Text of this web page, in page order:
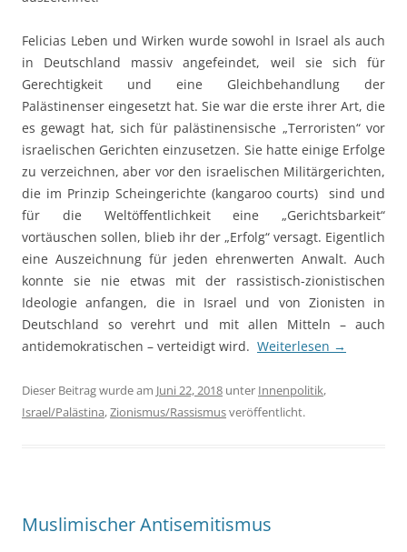
Felicias Leben und Wirken wurde sowohl in Israel als auch
in Deutschland massiv angefeindet, weil sie sich für
Gerechtigkeit und eine Gleichbehandlung der
Palästinenser eingesetzt hat. Sie war die erste ihrer Art, die
es gewagt hat, sich für palästinensische „Terroristen“ vor
israelischen Gerichten einzusetzen. Sie hatte einige Erfolge
zu verzeichnen, aber vor den israelischen Militärgerichten,
die im Prinzip Scheingerichte (kangaroo courts) sind und
für die Weltöffentlichkeit eine „Gerichtsbarkeit“
vortäuschen sollen, blieb ihr der „Erfolg“ versagt. Eigentlich
eine Auszeichnung für jeden ehrenwerten Anwalt. Auch
konnte sie nie etwas mit der rassistisch-zionistischen
Ideologie anfangen, die in Israel und von Zionisten in
Deutschland so verehrt und mit allen Mitteln – auch
antidemokratischen – verteidigt wird. Weiterlesen →
Dieser Beitrag wurde am Juni 22, 2018 unter Innenpolitik,
Israel/Palästina,Zionismus/Rassismusveröffentlicht.
Muslimischer Antisemitismus